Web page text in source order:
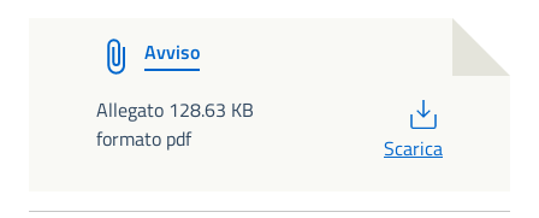
Avviso
Allegato 128.63 KB
formato pdf
Scarica